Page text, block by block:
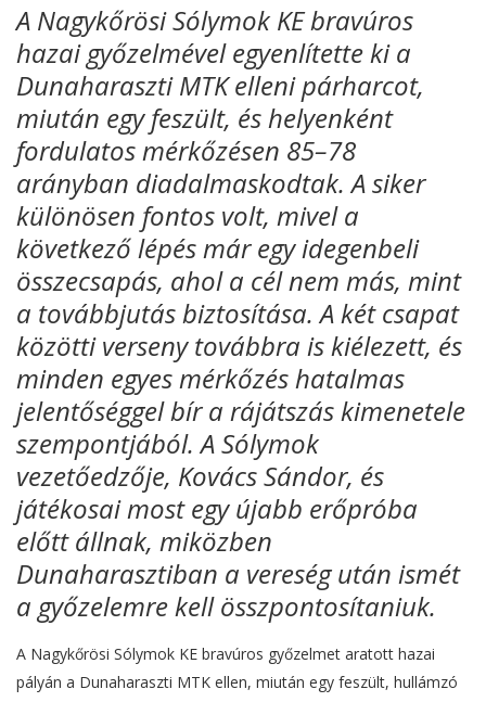
A Nagykőrösi Sólymok KE bravúros
hazai győzelmével egyenlítette ki a
Dunaharaszti MTK elleni párharcot,
miután egy feszült, és helyenként
fordulatos mérkőzésen 85–78
arányban diadalmaskodtak. A siker
különösen fontos volt, mivel a
következő lépés már egy idegenbeli
összecsapás, ahol a cél nem más, mint
a továbbjutás biztosítása. A két csapat
közötti verseny továbbra is kiélezett, és
minden egyes mérkőzés hatalmas
jelentőséggel bír a rájátszás kimenetele
szempontjából. A Sólymok
vezetőedzője, Kovács Sándor, és
játékosai most egy újabb erőpróba
előtt állnak, miközben
Dunaharasztiban a vereség után ismét
a győzelemre kell összpontosítaniuk.
A Nagykőrösi Sólymok KE bravúros győzelmet aratott hazai
pályán a Dunaharaszti MTK ellen, miután egy feszült, hullámzó